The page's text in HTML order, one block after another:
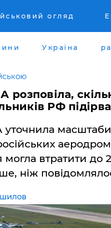
огляд
Україна
розповіла,
РФ
масштаби
втратити до
ніж